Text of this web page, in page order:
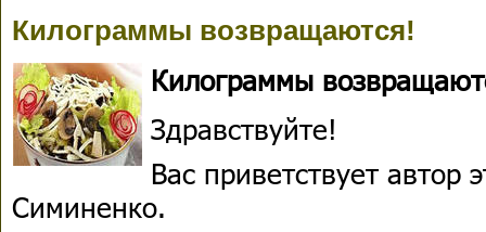
Килограммы возвращаются!
Килограммы
Здравствуйте!
Вас приветствует
Симиненко.